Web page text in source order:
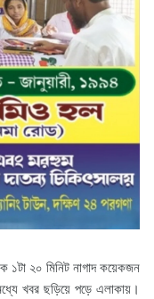
১টা ২০ মিনিট নাগাদ কয়েকজন
খবর ছড়িয়ে পড়ে এলাকায়।